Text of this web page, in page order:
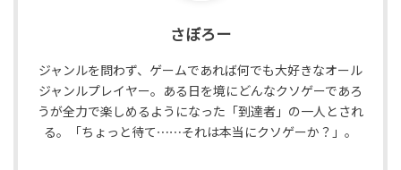
さぼろー
ジャンルを問わず、ゲームであれば何でも大好きなオール
ジャンルプレイヤー。ある日を境にどんなクソゲーであろ
うが全力で楽しめるようになった「到達者」の一人とされ
る。「ちょっと待て⋯⋯それは本当にクソゲーか？」。